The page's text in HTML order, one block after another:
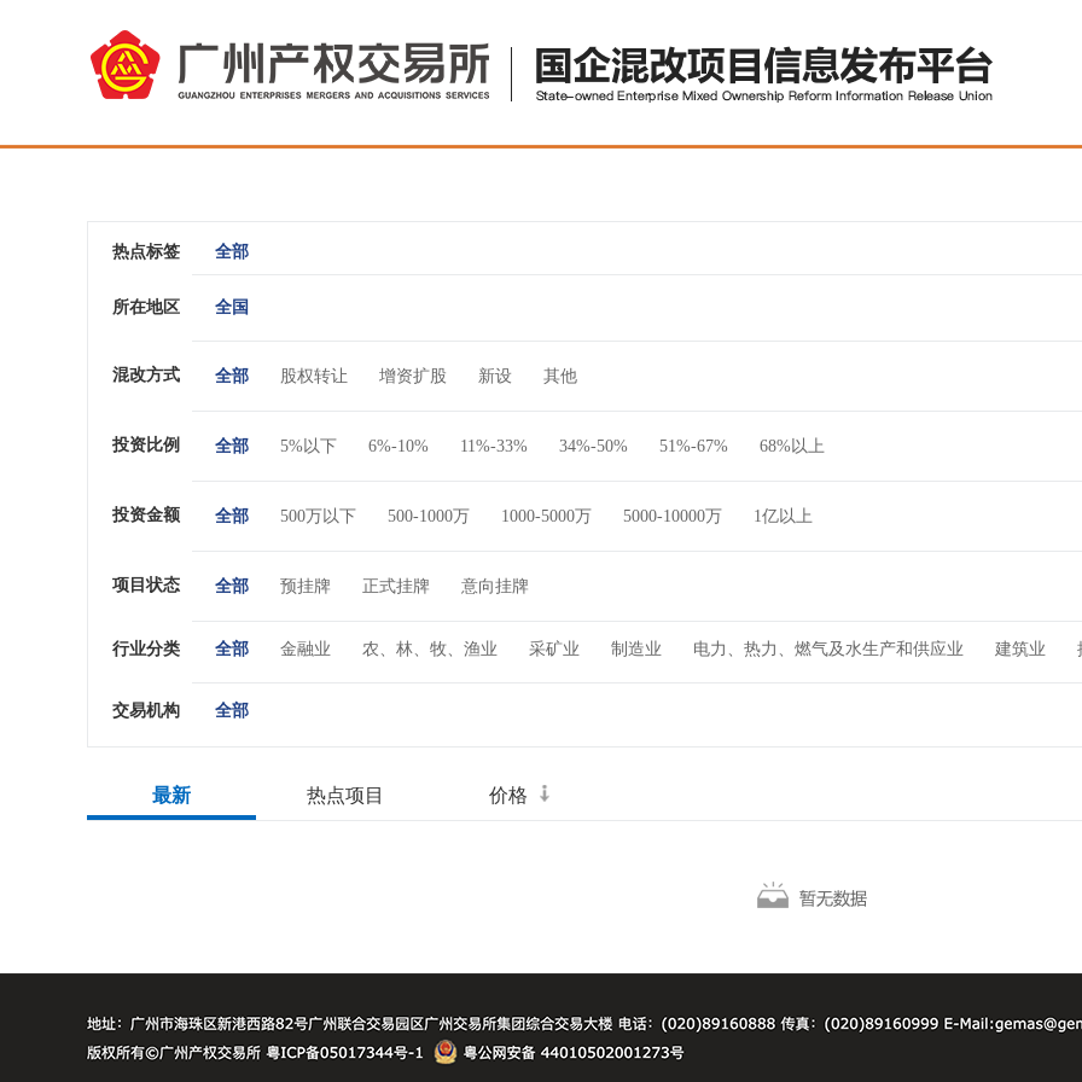
热点标签 全部
所在地区 全国
混改方式 全部 股权转让 增资扩股 新设 其他
投资比例 全部 5%以下 6%-10% 11%-33% 34%-50% 51%-67% 68%以上
投资金额 全部 500万以下 500-1000万 1000-5000万 5000-10000万 1亿以上
项目状态 全部 预挂牌 正式挂牌 意向挂牌
行业分类 全部 金融业 农、林、牧、渔业 采矿业 制造业 电力、热力、燃气及水生产和供应业 建筑业
交易机构 全部
最新 热点项目 价格